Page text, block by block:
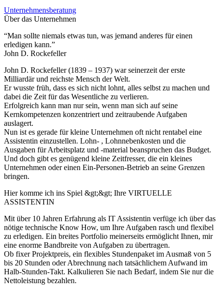
Unternehmensberatung
Über das Unternehmen
“Man sollte niemals etwas tun, was jemand anderes für einen
erledigen kann.”
John D. Rockefeller
John D. Rockefeller (1839 – 1937) war seinerzeit der erste
Milliardär und reichste Mensch der Welt.
Er wusste früh, dass es sich nicht lohnt, alles selbst zu machen und
dabei die Zeit für das Wesentliche zu verlieren.
Erfolgreich kann man nur sein, wenn man sich auf seine
Kernkompetenzen konzentriert und zeitraubende Aufgaben
auslagert.
Nun ist es gerade für kleine Unternehmen oft nicht rentabel eine
Assistentin einzustellen. Lohn- , Lohnnebenkosten und die
Ausgaben für Arbeitsplatz und -material beanspruchen das Budget.
Und doch gibt es genügend kleine Zeitfresser, die ein kleines
Unternehmen oder einen Ein-Personen-Betrieb an seine Grenzen
bringen.
Hier komme ich ins Spiel &gt;&gt; Ihre VIRTUELLE
ASSISTENTIN
Mit über 10 Jahren Erfahrung als IT Assistentin verfüge ich über das
nötige technische Know How, um Ihre Aufgaben rasch und flexibel
zu erledigen. Ein breites Portfolio meinerseits ermöglicht Ihnen, mir
eine enorme Bandbreite von Aufgaben zu übertragen.
Ob fixer Projektpreis, ein flexibles Stundenpaket im Ausmaß von 5
bis 20 Stunden oder Abrechnung nach tatsächlichem Aufwand im
Halb-Stunden-Takt. Kalkulieren Sie nach Bedarf, indem Sie nur die
Nettoleistung bezahlen.